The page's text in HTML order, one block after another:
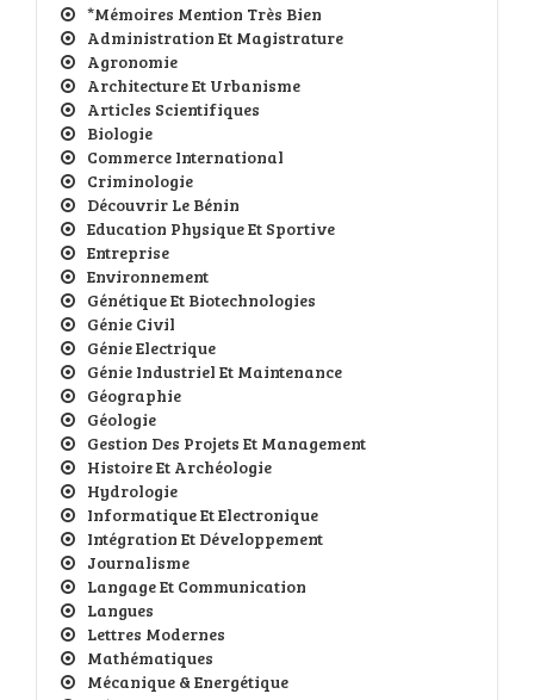
*Mémoires Mention Très Bien
Administration Et Magistrature
Agronomie
Architecture Et Urbanisme
Articles Scientifiques
Biologie
Commerce International
Criminologie
Découvrir Le Bénin
Education Physique Et Sportive
Entreprise
Environnement
Génétique Et Biotechnologies
Génie Civil
Génie Electrique
Génie Industriel Et Maintenance
Géographie
Géologie
Gestion Des Projets Et Management
Histoire Et Archéologie
Hydrologie
Informatique Et Electronique
Intégration Et Développement
Journalisme
Langage Et Communication
Langues
Lettres Modernes
Mathématiques
Mécanique & Energétique